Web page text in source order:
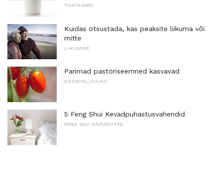
TOATAIMED
Kuidas otsustada, kas peaksite liikuma või
mitte
LIIKUMINE
Parimad pastöriseemned kasvavad
KÖÖGIVILJAAIAD
5 Feng Shui Kevadpuhastusvahendid
FENG SHUI NÄPUNÄITED